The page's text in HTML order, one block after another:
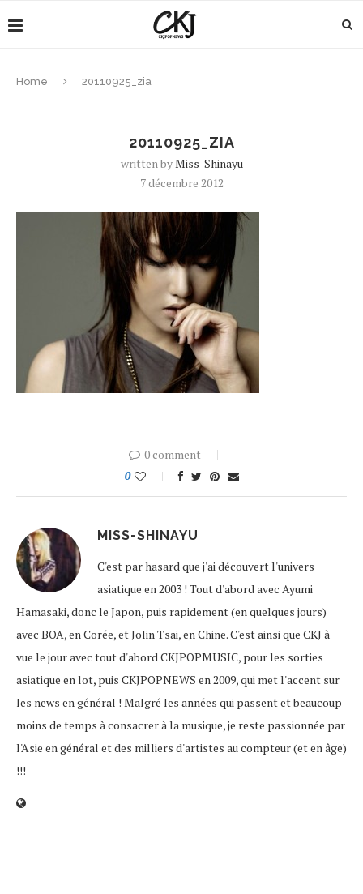
Home 20110925_zia
20110925_ZIA
written byMiss-Shinayu
7 décembre 2012
0 comment
0
MISS-SHINAYU
C'est par hasard que j'ai découvert l'univers
asiatique en 2003 ! Tout d'abord avec Ayumi
Hamasaki, donc le Japon, puis rapidement (en quelques jours)
avec BOA, en Corée, et Jolin Tsai, en Chine. C'est ainsi que CKJ à
vue le jour avec tout d'abord CKJPOPMUSIC, pour les sorties
asiatique en lot, puis CKJPOPNEWS en 2009, qui met l'accent sur
les news en général ! Malgré les années qui passent et beaucoup
moins de temps à consacrer à la musique, je reste passionnée par
l'Asie en général et des milliers d'artistes au compteur (et en âge)
!!!